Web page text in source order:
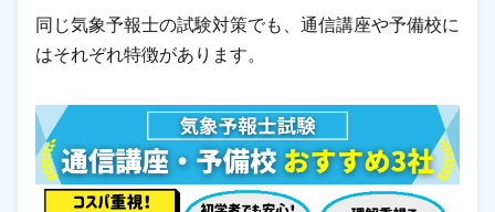
同じ気象予報士の試験対策でも、通信講座や予備校に
はそれぞれ特徴があります。